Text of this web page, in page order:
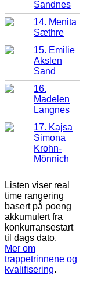
Sandnes
14. Menita
Sæthre
15. Emilie
Akslen
Sand
16.
Madelen
Langnes
17. Kajsa
Simona
Krohn-
Mönnich
Listen viser real
time rangering
basert på poeng
akkumulert fra
konkurransestart
til dags dato.
Mer om
trappetrinnene og
kvalifisering.